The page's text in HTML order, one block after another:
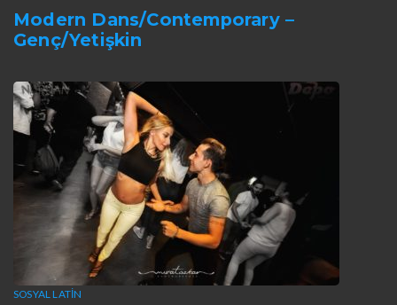
Modern Dans/Contemporary –
Genç/Yetişkin
SOSYAL LATIN